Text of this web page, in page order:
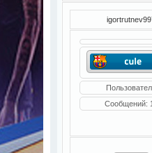
Сообщений: